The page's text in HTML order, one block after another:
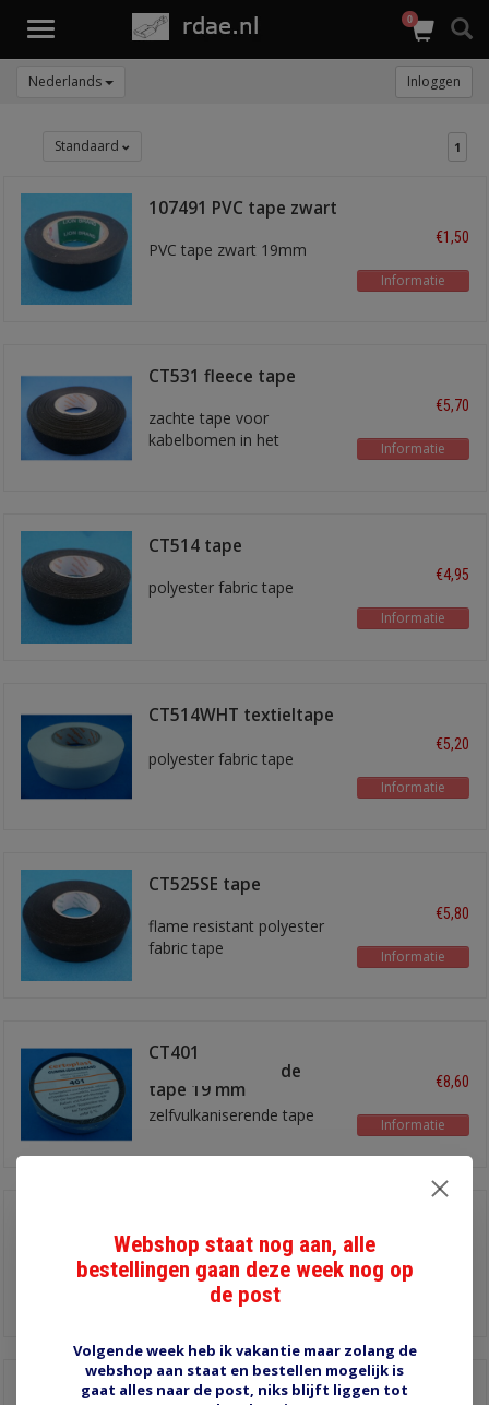
Toggle
0
Nederlands Inloggen
Standaard 1
107491 PVC tape zwart
PVC tape zwart 19mm
€1,50
Informatie
CT531 fleece tape
zachte tape voor
kabelbomen in het
€5,70
Informatie
CT514 tape
polyester fabric tape
€4,95
Informatie
CT514WHT textieltape
polyester fabric tape
€5,20
Informatie
CT525SE tape
flame resistant polyester
fabric tape
€5,80
Informatie
CT401
zelfvulkaniserende
tape 19 mm
zelfvulkaniserende tape
€8,60
Informatie
PVC tape 38mm grijs
Webshop staat nog aan, alle
bestellingen gaan deze week nog op
de post
Volgende week heb ik vakantie maar zolang de
webshop aan staat en bestellen mogelijk is
gaat alles naar de post, niks blijft liggen tot